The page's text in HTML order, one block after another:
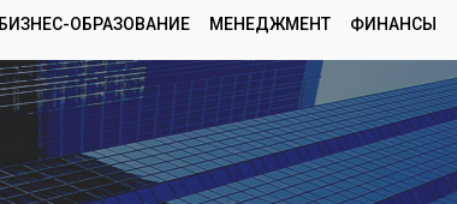
БИЗНЕС-ОБРАЗОВАНИЕ МЕНЕДЖМЕНТ ФИНАНСЫ